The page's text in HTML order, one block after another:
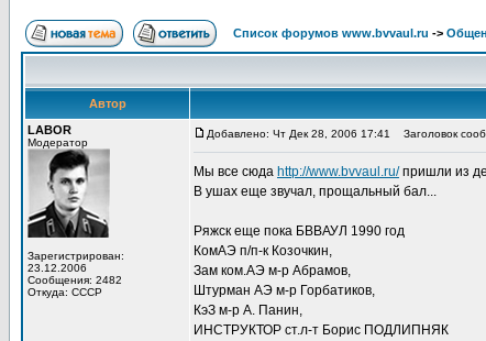
Список форумов www.bvvaul.ru ->
Автор
LABOR
Модератор
Зарегистрирован:
23.12.2006
Сообщения: 2482
Откуда: СССР
Добавлено: Чт Дек 28, 2006 17:41 Заголовок
Мы все сюда http://www.bvvaul.ru/пришли из
В ушах еще звучал, прощальный бал...
Ряжск еще пока БВВАУЛ 1990 год
КомАЭ п/п-к Козочкин,
Зам ком.АЭ м-р Абрамов,
Штурман АЭ м-р Горбатиков,
КэЗ м-р А. Панин,
ИНСТРУКТОР ст.л-т Борис ПОДЛИПНЯК